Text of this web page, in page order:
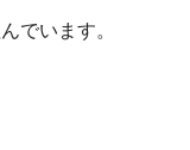
でいます。